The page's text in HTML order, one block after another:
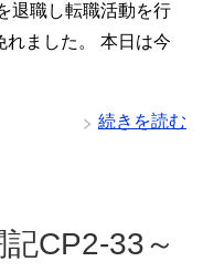
退職し転職活動を行
れました。 本日は今
続きを読む
CP2-33～